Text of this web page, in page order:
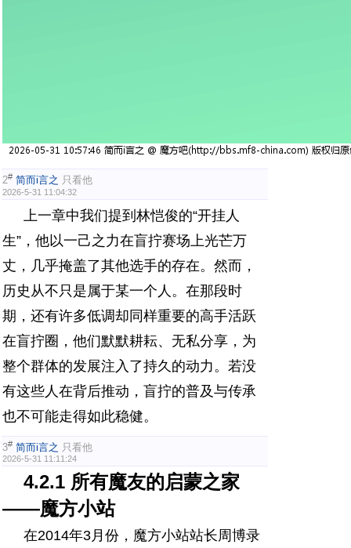
2# 简而i言之 只看他
2026-5-31 11:04:32
上一章中我们提到林恺俊的“开挂人
生”，他以一己之力在盲拧赛场上光芒万
丈，几乎掩盖了其他选手的存在。然而，
历史从不只是属于某一个人。在那段时
期，还有许多低调却同样重要的高手活跃
在盲拧圈，他们默默耕耘、无私分享，为
整个群体的发展注入了持久的动力。若没
有这些人在背后推动，盲拧的普及与传承
也不可能走得如此稳健。
3# 简而i言之 只看他
2026-5-31 11:11:24
4.2.1 所有魔友的启蒙之家
——魔方小站
在2014年3月份，魔方小站站长周博录